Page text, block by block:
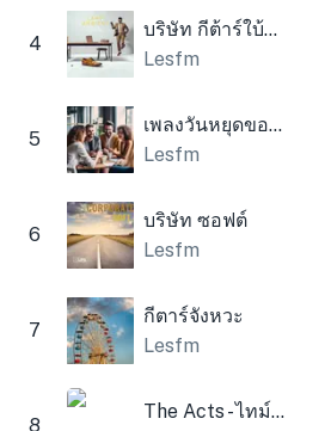
4
บริษัท กีต้าร์ใบ้โคมไฟ
Lesfm
5
เพลงวันหยุดขององค์กร
Lesfm
6
บริษัท ซอฟต์
Lesfm
7
กีตาร์จังหวะ
Lesfm
8
The Acts - ไทม์แพดภาพยนตร์